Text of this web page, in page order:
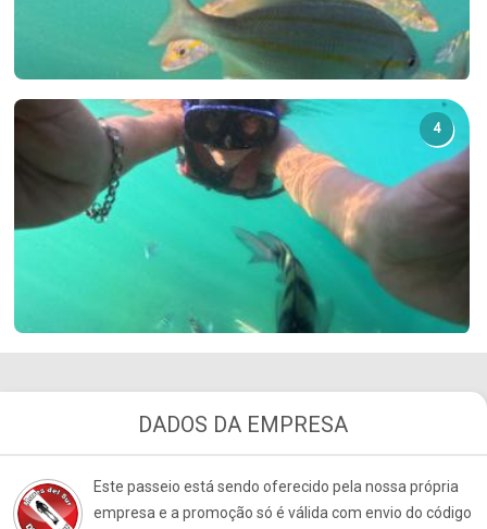
4
DADOS DA EMPRESA
Este passeio está sendo oferecido pela nossa própria
empresa e a promoção só é válida com envio do código